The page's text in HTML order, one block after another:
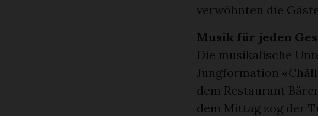
verwöhnten die
Musik für jeden
Die musikalische
Jungformation
dem Restaurant
dem Mittag zog der